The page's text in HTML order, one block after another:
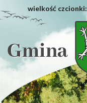
wielkość czcionki:
[interaktywna-mapa]